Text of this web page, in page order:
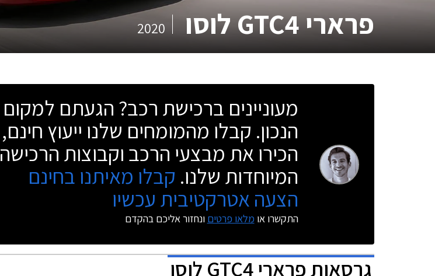
פרארי GTC4 לוסו 2020
מעוניינים ברכישת רכב? הגעתם למקום
הנכון. קבלו מהמומחים שלנו ייעוץ חינם,
הכירו את מבצעי הרכב וקבוצות הרכישה
המיוחדות שלנו. קבלו מאיתנו בחינם
הצעה אטרקטיבית עכשיו
התקשרו או מלאו פרטים ונחזור אליכם בהקדם
גרסאותפרארי GTC4 לוסו